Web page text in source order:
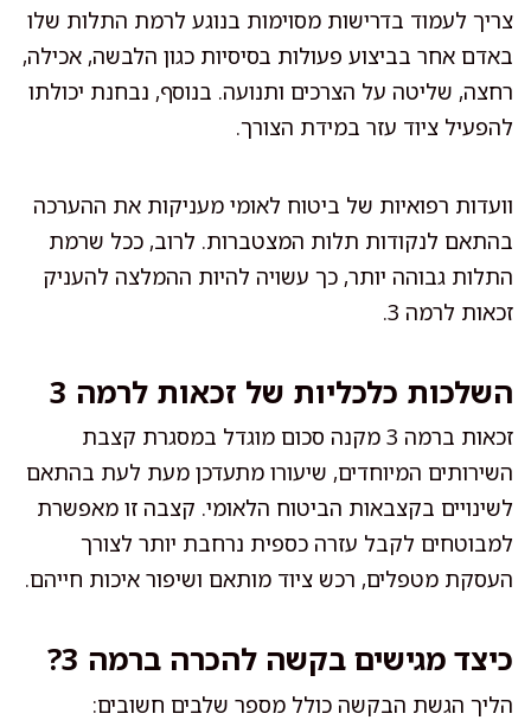
צריך לעמוד בדרישות מסוימות בנוגע לרמת התלות שלו
באדם אחר בביצוע פעולות בסיסיות כגון הלבשה, אכילה,
רחצה, שליטה על הצרכים ותנועה. בנוסף, נבחנת יכולתו
להפעיל ציוד עזר במידת הצורך.
וועדות רפואיות של ביטוח לאומי מעניקות את ההערכה
בהתאם לנקודות תלות המצטברות. לרוב, ככל שרמת
התלות גבוהה יותר, כך עשויה להיות ההמלצה להעניק
זכאות לרמה 3.
השלכות כלכליות של זכאות לרמה 3
זכאות ברמה 3 מקנה סכום מוגדל במסגרת קצבת
השירותים המיוחדים, שיעורו מתעדכן מעת לעת בהתאם
לשינויים בקצבאות הביטוח הלאומי. קצבה זו מאפשרת
למבוטחים לקבל עזרה כספית נרחבת יותר לצורך
העסקת מטפלים, רכש ציוד מותאם ושיפור איכות חייהם.
כיצד מגישים בקשה להכרה ברמה 3?
הליך הגשת הבקשה כולל מספר שלבים חשובים: